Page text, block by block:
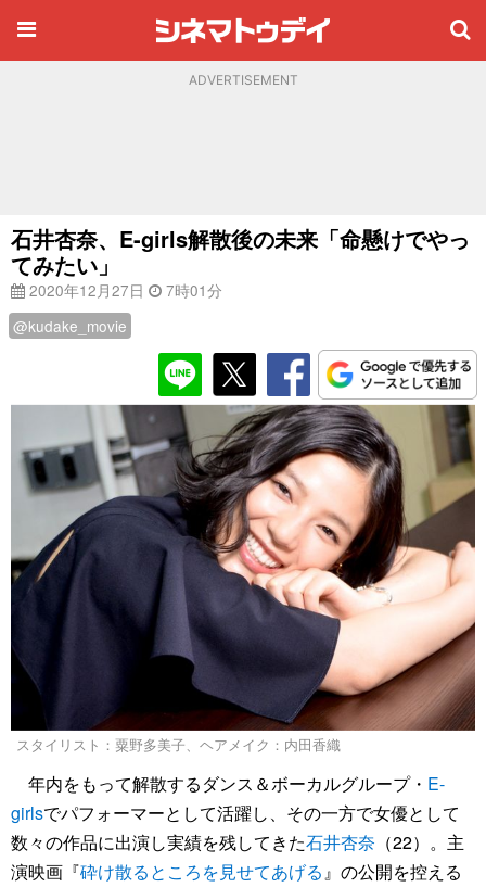
ADVERTISEMENT
石井杏奈、E-girls解散後の未来「命懸けでやっ
てみたい」
2020年12月27日
7時01分
@kudake_movie
スタイリスト：粟野多美子、ヘアメイク：内田香織
年内をもって解散するダンス＆ボーカルグループ・ E-
girlsでパフォーマーとして活躍し、その一方で女優として
数々の作品に出演し実績を残してきた石井杏奈 （22）。主
演映画『砕け散るところを見せてあげる』の公開を控える